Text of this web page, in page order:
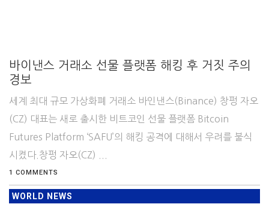
바이낸스 거래소 선물 플랫폼 해킹 후 거짓 주의
경보
세계 최대 규모 가상화폐 거래소 바인낸스(Binance) 창펑 자오
(CZ) 대표는 새로 출시한 비트코인 선물 플랫폼 Bitcoin
Futures Platform ‘SAFU’의 해킹 공격에 대해서 우려를 불식
시켰다.창펑 자오(CZ) ...
1 COMMENTS
WORLD NEWS